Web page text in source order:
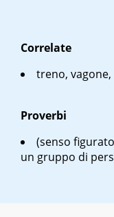
Correlate
treno,
Proverbi
(senso
un gruppo di